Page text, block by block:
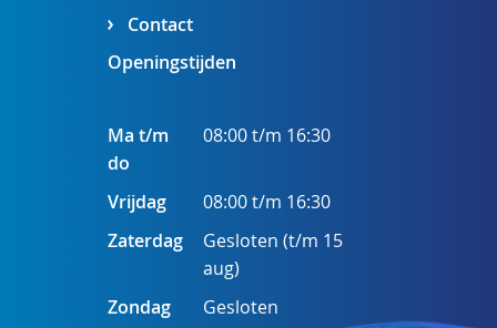
Contact
Openingstijden
Ma t/m
do
08:00 t/m 16:30
Vrijdag
08:00 t/m 16:30
Zaterdag
Gesloten (t/m 15
aug)
Zondag
Gesloten